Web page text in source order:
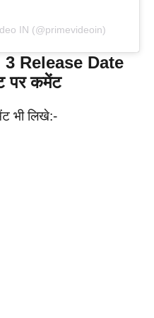
IN (@primevideoin)
Release Date
पर कमेंट
भी लिखे:-